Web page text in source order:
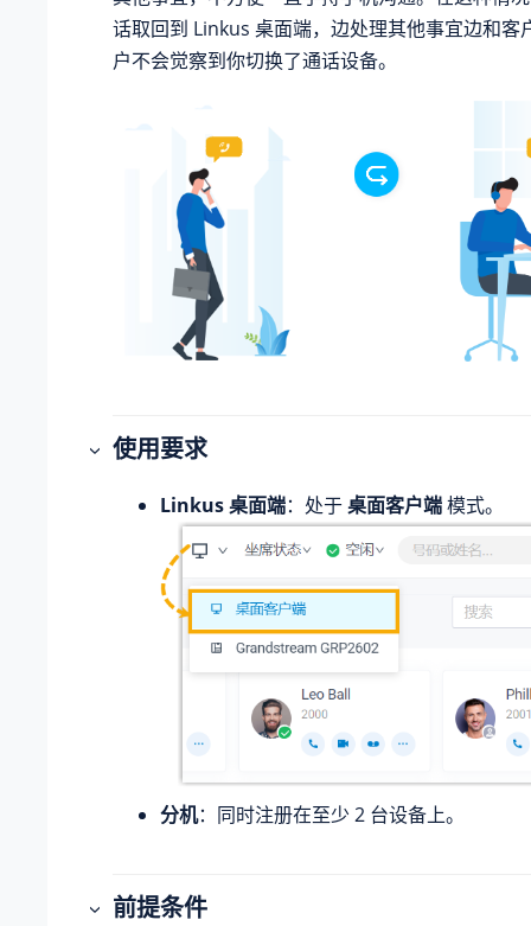
话取回到 Linkus 桌面端，边处理其他事宜边和客
户不会觉察到你切换了通话设备。
使用要求
Linkus 桌面端：处于桌面客户端模式。
分机：同时注册在至少 2 台设备上。
前提条件